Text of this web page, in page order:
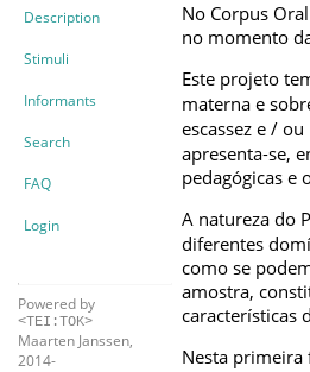
Description
Stimuli
Informants
Search
FAQ
Login
Powered by
<TEI:TOK>
Maarten Janssen,
2014-
No Corpus
no momento
Este projeto
materna e
escassez e /
apresenta‑se,
pedagógicas e
A natureza do
diferentes
como se
amostra,
características
Nesta primeira